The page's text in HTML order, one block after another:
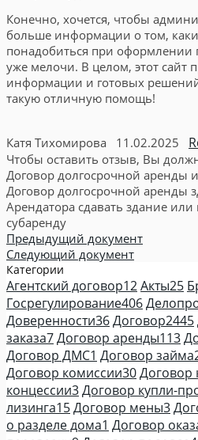
Конечно, хочется, чтобы
больше информации о том,
понадобиться при оформлении
уже мелочи. В целом, этот сайт
информации и готовых
такую отличную помощь!
Катя Тихомирова 11.02.2025
Чтобы оставить отзыв, Вы
Договор долгосрочной аренды
Договор долгосрочной аренды
Арендатора сдавать здание
субаренду
Предыдущий документ
Следующий документ
Категории
Агентский договор12Акты25
Госрегулирование406
Доверенности36Договор2445
заказа7Договор аренды113
Договор ДМС1 Договор займа
Договор комиссии30Договор
концессии3Договор купли-
лизинга15Договор мены3
о разделе дома1 Договор